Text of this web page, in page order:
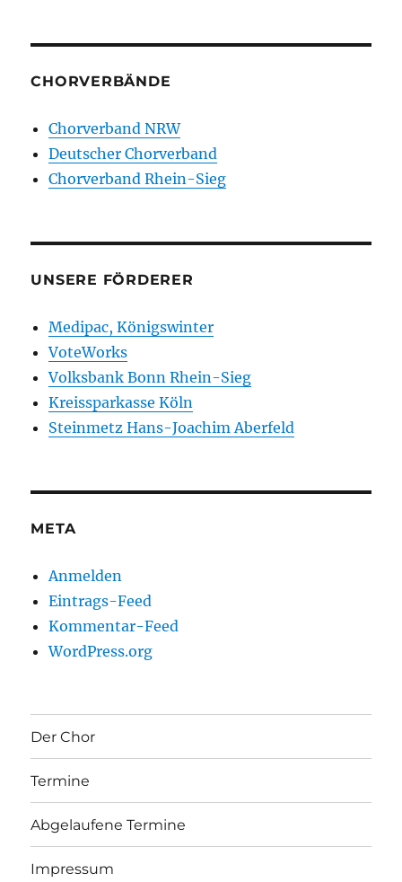
CHORVERBÄNDE
Chorverband NRW
Deutscher Chorverband
Chorverband Rhein-Sieg
UNSERE FÖRDERER
Medipac, Königswinter
VoteWorks
Volksbank Bonn Rhein-Sieg
Kreissparkasse Köln
Steinmetz Hans-Joachim Aberfeld
META
Anmelden
Eintrags-Feed
Kommentar-Feed
WordPress.org
Der Chor
Termine
Abgelaufene Termine
Impressum